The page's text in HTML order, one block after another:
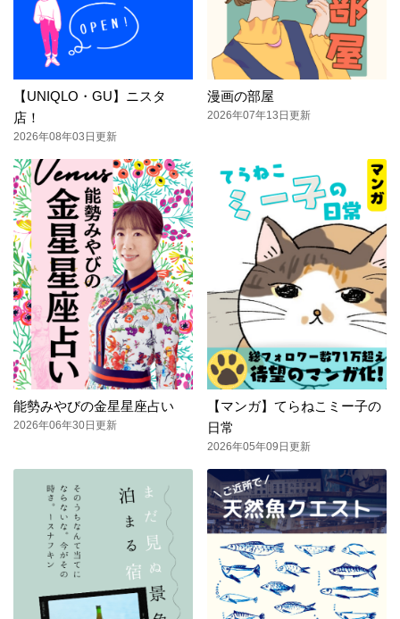
【UNIQLO・GU】ニスタ
店！
2026年08年03日更新
漫画の部屋
2026年07年13日更新
能勢みやびの金星星座占い
2026年06年30日更新
【マンガ】てらねこミー子の
日常
2026年05年09日更新